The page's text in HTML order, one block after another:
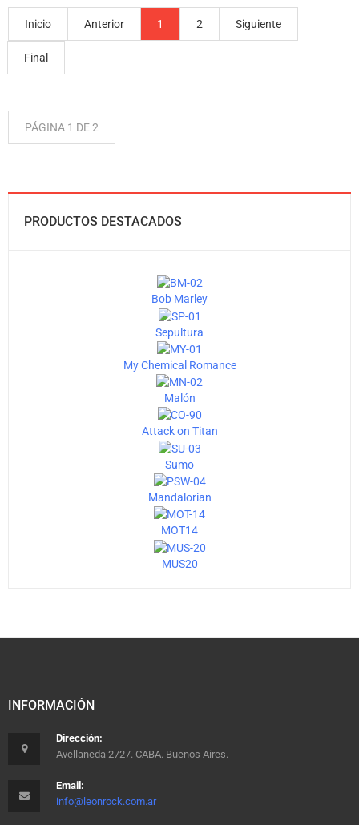
Inicio Anterior 1 2 Siguiente
Final
PÁGINA 1 DE 2
PRODUCTOS DESTACADOS
Bob Marley
Sepultura
My Chemical Romance
Malón
Attack on Titan
Sumo
Mandalorian
MOT14
MUS20
INFORMACIÓN
Dirección:
Avellaneda 2727. CABA. Buenos Aires.
Email:
info@leonrock.com.ar